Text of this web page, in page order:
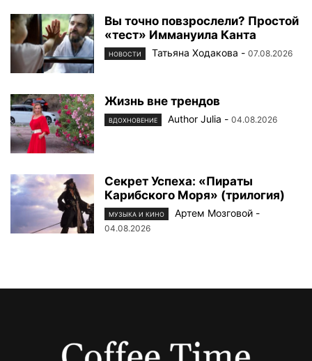
Вы точно повзрослели? Простой
«тест» Иммануила Канта
НОВОСТИ Татьяна Ходакова - 07.08.2026
Жизнь вне трендов
ВДОХНОВЕНИЕ Author Julia - 04.08.2026
Секрет Успеха: «Пираты
Карибского Моря» (трилогия)
МУЗЫКА И КИНО Артем Мозговой -
04.08.2026